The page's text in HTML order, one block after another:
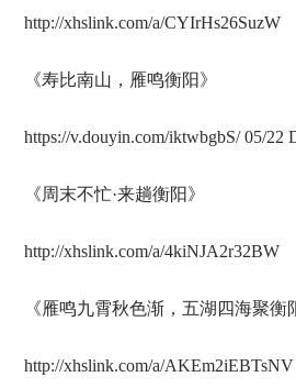
http://xhslink.com/a/CYIrHs26SuzW
《寿比南山，雁鸣衡阳》
https://v.douyin.com/iktwbgbS/ 05/22
《周末不忙·来趟衡阳》
http://xhslink.com/a/4kiNJA2r32BW
《雁鸣九霄秋色渐，五湖四海聚衡
http://xhslink.com/a/AKEm2iEBTsNV